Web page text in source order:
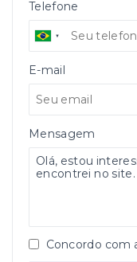
Telefone
E-mail
Mensagem
Concordo com